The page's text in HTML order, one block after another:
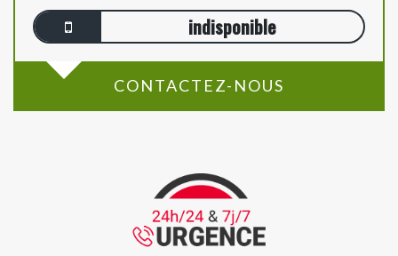
indisponible
CONTACTEZ-NOUS